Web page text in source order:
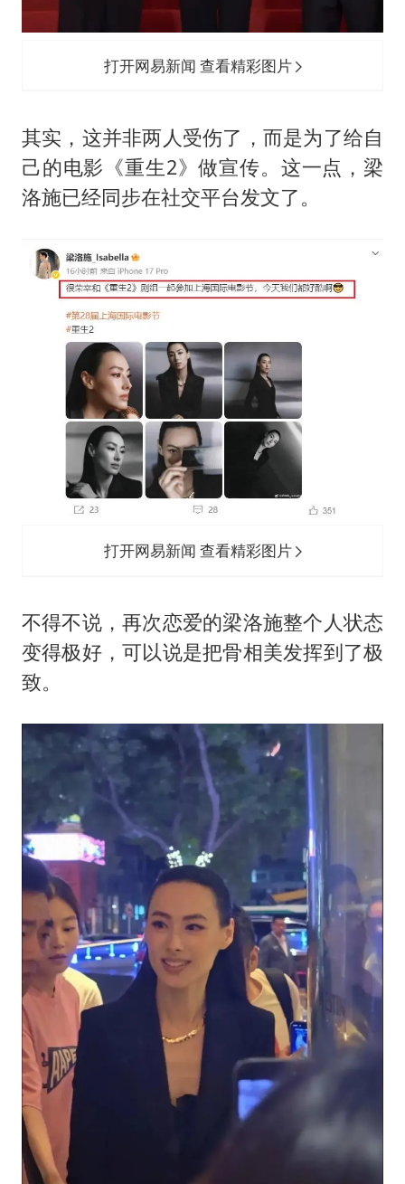
打开网易新闻 查看精彩图片
其实，这并非两人受伤了，而是为了给自
己的电影《重生2》做宣传。这一点，梁
洛施已经同步在社交平台发文了。
打开网易新闻 查看精彩图片
不得不说，再次恋爱的梁洛施整个人状态
变得极好，可以说是把骨相美发挥到了极
致。